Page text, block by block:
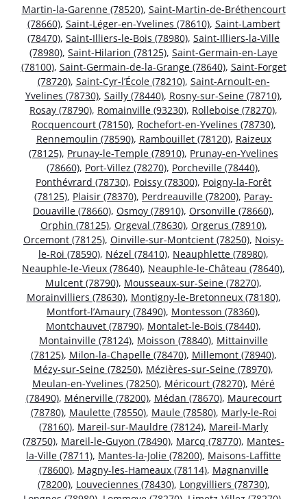
Martin-la-Garenne (78520), Saint-Martin-de-Bréthencourt
(78660), Saint-Léger-en-Yvelines (78610), Saint-Lambert
(78470), Saint-Illiers-le-Bois (78980), Saint-Illiers-la-Ville
(78980), Saint-Hilarion (78125), Saint-Germain-en-Laye
(78100), Saint-Germain-de-la-Grange (78640), Saint-Forget
(78720), Saint-Cyr-l’École (78210), Saint-Arnoult-en-
Yvelines (78730), Sailly (78440), Rosny-sur-Seine (78710),
Rosay (78790), Romainville (93230), Rolleboise (78270),
Rocquencourt (78150), Rochefort-en-Yvelines (78730),
Rennemoulin (78590), Rambouillet (78120), Raizeux
(78125), Prunay-le-Temple (78910), Prunay-en-Yvelines
(78660), Port-Villez (78270), Porcheville (78440),
Ponthévrard (78730), Poissy (78300), Poigny-la-Forêt
(78125), Plaisir (78370), Perdreauville (78200), Paray-
Douaville (78660), Osmoy (78910), Orsonville (78660),
Orphin (78125), Orgeval (78630), Orgerus (78910),
Orcemont (78125), Oinville-sur-Montcient (78250), Noisy-
le-Roi (78590), Nézel (78410), Neauphlette (78980),
Neauphle-le-Vieux (78640), Neauphle-le-Château (78640),
Mulcent (78790), Mousseaux-sur-Seine (78270),
Morainvilliers (78630), Montigny-le-Bretonneux (78180),
Montfort-l’Amaury (78490), Montesson (78360),
Montchauvet (78790), Montalet-le-Bois (78440),
Montainville (78124), Moisson (78840), Mittainville
(78125), Milon-la-Chapelle (78470), Millemont (78940),
Mézy-sur-Seine (78250), Mézières-sur-Seine (78970),
Meulan-en-Yvelines (78250), Méricourt (78270), Méré
(78490), Ménerville (78200), Médan (78670), Maurecourt
(78780), Maulette (78550), Maule (78580), Marly-le-Roi
(78160), Mareil-sur-Mauldre (78124), Mareil-Marly
(78750), Mareil-le-Guyon (78490), Marcq (78770), Mantes-
la-Ville (78711), Mantes-la-Jolie (78200), Maisons-Laffitte
(78600), Magny-les-Hameaux (78114), Magnanville
(78200), Louveciennes (78430), Longvilliers (78730),